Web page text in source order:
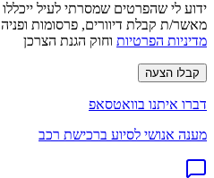
ידוע לי שהפרטים שמסרתי לעיל
מאשר/ת קבלת דיוורים, פרסומות
מדיניות הפרטיות וחוק הגנת הצרכן
קבלו הצעה
דברו איתנו בוואטסאפ
מענה אנושי לסיוע ברכישת רכב